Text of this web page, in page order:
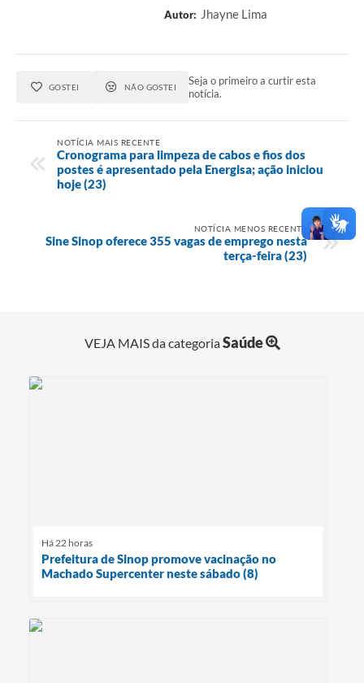
Autor: Jhayne Lima
GOSTEI NÃO GOSTEI
Seja o primeiro a curtir esta
notícia.
NOTÍCIA MAIS RECENTE
Cronograma para limpeza de cabos e fios dos
postes é apresentado pela Energisa; ação iniciou
hoje (23)
NOTÍCIA MENOS RECENTE
Sine Sinop oferece 355 vagas de emprego nesta
terça-feira (23)
VEJA MAIS da categoriaSaúde
Há 22 horas
Prefeitura de Sinop promove vacinação no
Machado Supercenter neste sábado (8)